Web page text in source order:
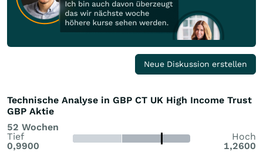
Neue Diskussion erstellen
Technische Analyse in GBP CT UK High Income Trust
GBP Aktie
52 Wochen
Tief
0,9900
Hoch
1,2600